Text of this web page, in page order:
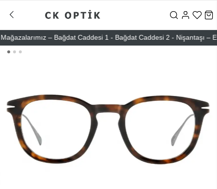
– Bağdat Caddesi 1 - Bağdat Caddesi 2 - Nişantaşı –